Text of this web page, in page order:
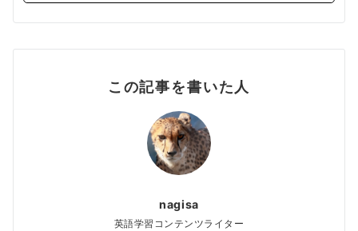
この記事を書いた人
nagisa
英語学習コンテンツライター